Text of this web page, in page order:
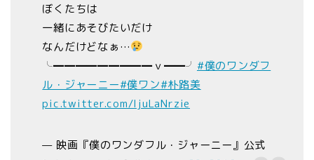
ぼくたちは
一緒にあそびたいだけ
なんだけどなぁ…
╰━━━━━━━━━ｖ━━╯ #僕のワンダフ
ル・ジャーニー#僕ワン#朴路美
pic.twitter.com/ljuLaNrzie
— 映画『僕のワンダフル・ジャーニー』公式